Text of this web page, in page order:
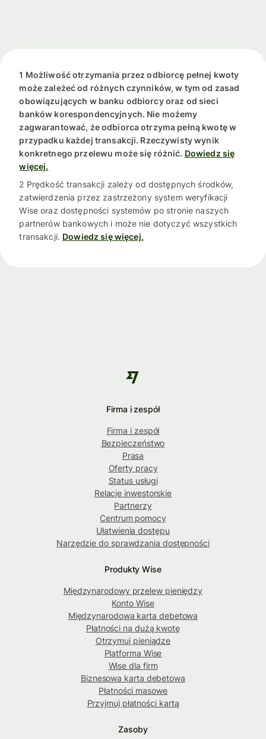
1 Możliwość otrzymania przez odbiorcę pełnej kwoty
może zależeć od różnych czynników, w tym od zasad
obowiązujących w banku odbiorcy oraz od sieci
banków korespondencyjnych. Nie możemy
zagwarantować, że odbiorca otrzyma pełną kwotę w
przypadku każdej transakcji. Rzeczywisty wynik
konkretnego przelewu może się różnić. Dowiedz się
więcej.
2 Prędkość transakcji zależy od dostępnych środków,
zatwierdzenia przez zastrzeżony system weryfikacji
Wise oraz dostępności systemów po stronie naszych
partnerów bankowych i może nie dotyczyć wszystkich
transakcji. Dowiedz się więcej.
Firma i zespół
Firma i zespół
Bezpieczeństwo
Prasa
Oferty pracy
Status usługi
Relacje inwestorskie
Partnerzy
Centrum pomocy
Ułatwienia dostępu
Narzędzie do sprawdzania dostępności
Produkty Wise
Międzynarodowy przelew pieniędzy
Konto Wise
Międzynarodowa karta debetowa
Płatności na dużą kwotę
Otrzymuj pieniądze
Platforma Wise
Wise dla firm
Biznesowa karta debetowa
Płatności masowe
Przyjmuj płatności kartą
Zasoby